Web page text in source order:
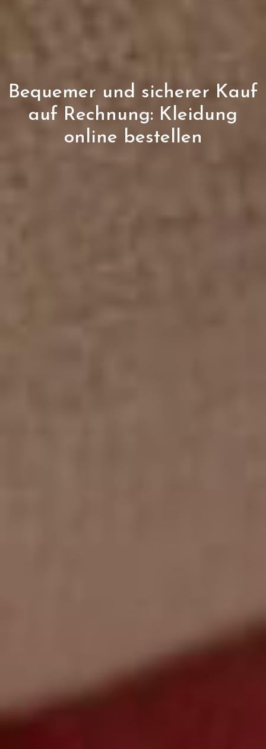
Bequemer und sicherer Kauf
auf Rechnung: Kleidung
online bestellen